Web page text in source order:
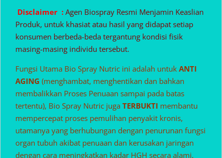
Disclaimer : Agen Biospray Resmi Menjamin Keaslian
Produk, untuk khasiat atau hasil yang didapat setiap
konsumen berbeda-beda tergantung kondisi fisik
masing-masing individu tersebut.
Fungsi Utama Bio Spray Nutric ini adalah untuk ANTI
AGING (menghambat, menghentikan dan bahkan
membalikkan Proses Penuaan sampai pada batas
tertentu), Bio Spray Nutric juga TERBUKTI membantu
mempercepat proses pemulihan penyakit kronis,
utamanya yang berhubungan dengan penurunan fungsi
organ tubuh akibat penuaan dan kerusakan jaringan
dengan cara meningkatkan kadar HGH secara alami,